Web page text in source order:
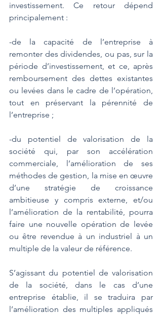
investissement. Ce retour dépend
principalement :
-de la capacité de l’entreprise à
remonter des dividendes, ou pas, sur la
période d’investissement, et ce, après
remboursement des dettes existantes
ou levées dans le cadre de l’opération,
tout en préservant la pérennité de
l’entreprise ;
-du potentiel de valorisation de la
société qui, par son accélération
commerciale, l’amélioration de ses
méthodes de gestion, la mise en œuvre
d’une stratégie de croissance
ambitieuse y compris externe, et/ou
l’amélioration de la rentabilité, pourra
faire une nouvelle opération de levée
ou être revendue à un industriel à un
multiple de la valeur de référence.
S’agissant du potentiel de valorisation
de la société, dans le cas d’une
entreprise établie, il se traduira par
l’amélioration des multiples appliqués